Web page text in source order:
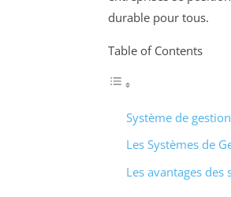
durable pour tous.
Table of Contents
Système de
Les Systèmes de
Les avantages